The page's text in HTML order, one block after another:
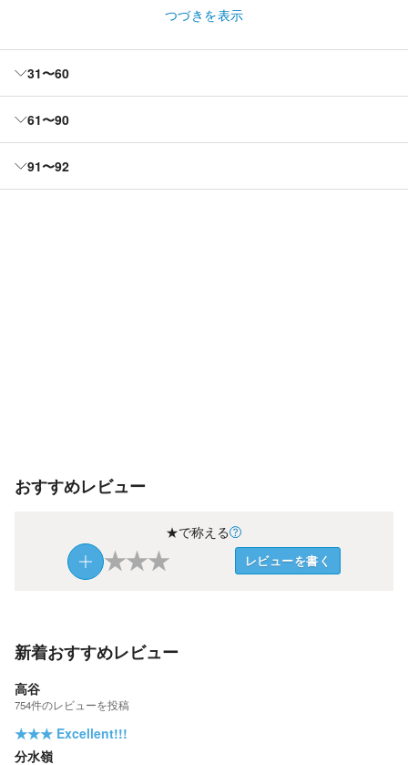
つづきを表示
31〜60
61〜90
91〜92
おすすめレビュー
★で称える
★★★ レビューを書く
新着おすすめレビュー
高谷
754件のレビューを投稿
★★★ Excellent!!!
分水嶺